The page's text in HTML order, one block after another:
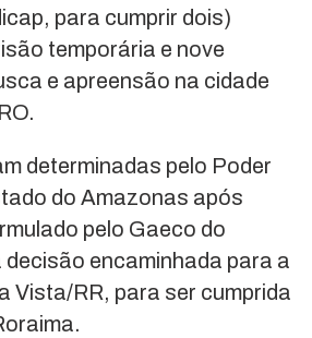
para cumprir dois)
temporária e nove
e apreensão na cidade
determinadas pelo Poder
do Amazonas após
pelo Gaeco do
decisão encaminhada para a
Vista/RR, para ser cumprida